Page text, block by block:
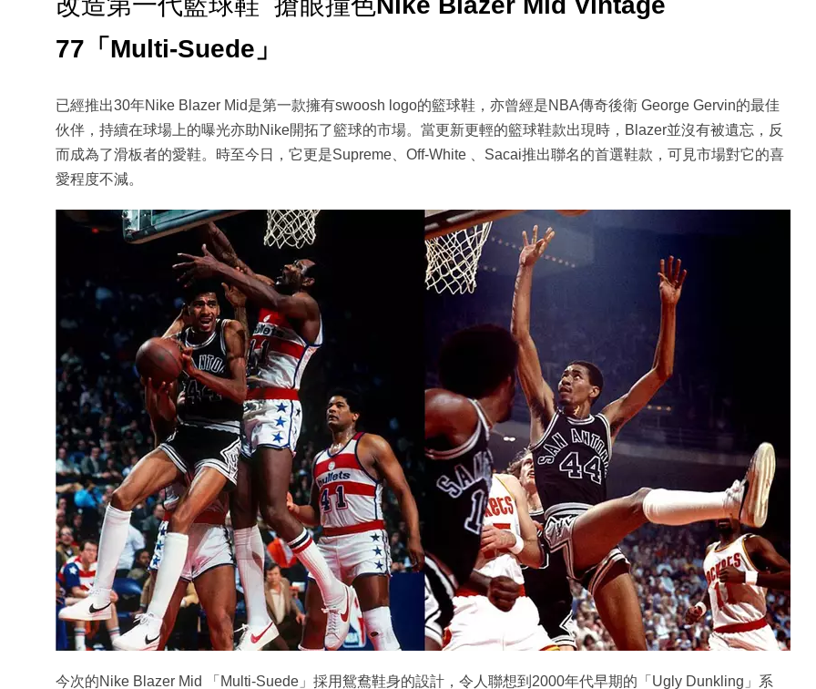
77「Multi-Suede」
已經推出30年Nike Blazer Mid是第一款擁有swoosh logo的籃球鞋，亦曾經是NBA傳奇後衛 George Gervin的最佳
伙伴，持續在球場上的曝光亦助Nike開拓了籃球的市場。當更新更輕的籃球鞋款出現時，Blazer並沒有被遺忘，反
而成為了滑板者的愛鞋。時至今日，它更是Supreme、Off-White 、Sacai推出聯名的首選鞋款，可見市場對它的喜
愛程度不減。
今次的Nike Blazer Mid 「Multi-Suede」採用鴛鴦鞋身的設計，令人聯想到2000年代早期的「Ugly Dunkling」系